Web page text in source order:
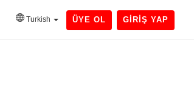
Turkish ÜYE OL GIRIŞ YAP